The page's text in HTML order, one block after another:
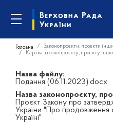
Головна Законопроєкти, проєкти
Картка законопроєкту, проєкту
Назва файлу:
Подання (06.11.2023).docx
Назва законопроєкту,
Проєкт Закону про
України "Про продовження
Україні"